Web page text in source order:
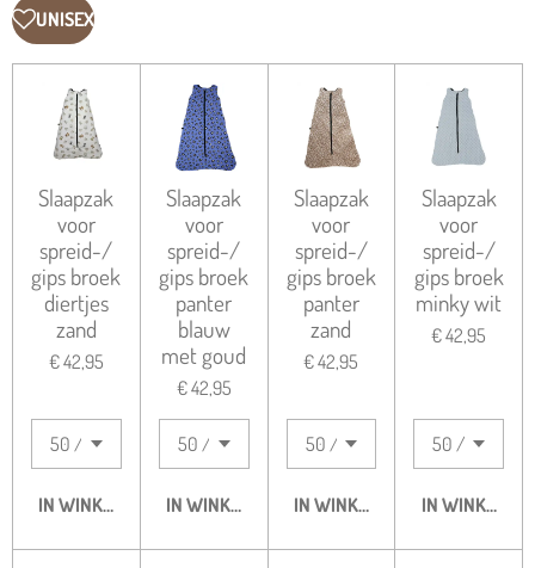
UNISEX
Slaapzak
voor
spreid-/
gips broek
diertjes
zand
€ 42,95
IN WINKELWAGEN
Slaapzak
voor
spreid-/
gips broek
panter
blauw
met goud
€ 42,95
IN WINKELWAGEN
Slaapzak
voor
spreid-/
gips broek
panter
zand
€ 42,95
IN WINKELWAGEN
Slaapzak
voor
spreid-/
gips broek
minky wit
€ 42,95
IN